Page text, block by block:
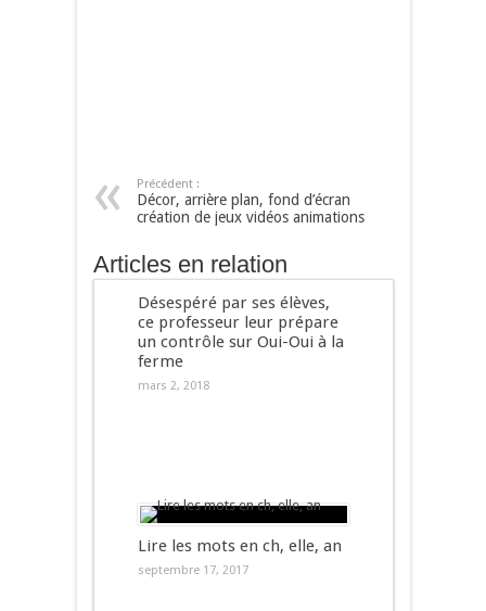
Précédent :
Décor, arrière plan, fond d’écran
création de jeux vidéos animations
Articles en relation
Désespéré par ses élèves,
ce professeur leur prépare
un contrôle sur Oui-Oui à la
ferme
mars 2, 2018
Lire les mots en ch, elle, an
septembre 17, 2017